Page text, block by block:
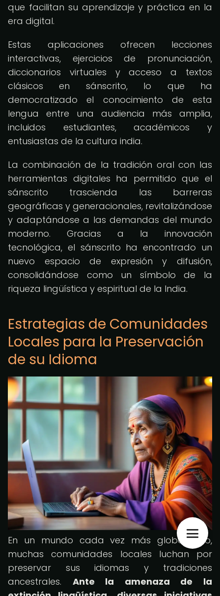
que facilitan su aprendizaje y práctica en la
era digital.
Estas aplicaciones ofrecen lecciones
interactivas, ejercicios de pronunciación,
diccionarios virtuales y acceso a textos
clásicos en sánscrito, lo que ha
democratizado el conocimiento de esta
lengua entre una audiencia más amplia,
incluidos estudiantes, académicos y
entusiastas de la cultura india.
La combinación de la tradición oral con las
herramientas digitales ha permitido que el
sánscrito trascienda las barreras
geográficas y generacionales, revitalizándose
y adaptándose a las demandas del mundo
moderno. Gracias a la innovación
tecnológica, el sánscrito ha encontrado un
nuevo espacio de expresión y difusión,
consolidándose como un símbolo de la
riqueza lingüística y espiritual de la India.
Estrategias de Comunidades
Locales para la Preservación
de su Idioma
En un mundo cada vez más globalizado,
muchas comunidades locales luchan por
preservar sus idiomas y tradiciones
ancestrales. Ante la amenaza de la